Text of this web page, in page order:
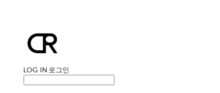
LOG IN 로그인